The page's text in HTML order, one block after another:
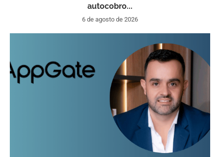
autocobro...
6 de agosto de 2026